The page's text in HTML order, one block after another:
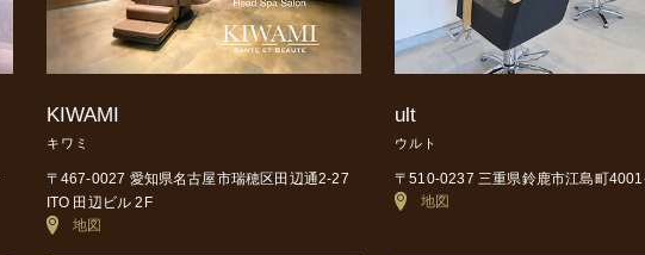
KIWAMI
キワミ
〒467-0027 愛知県名古屋市瑞穂区田辺通2-27
ITO 田辺ビル 2F
地図
ult
ウルト
〒510-0237 三重県鈴鹿市江島町
地図